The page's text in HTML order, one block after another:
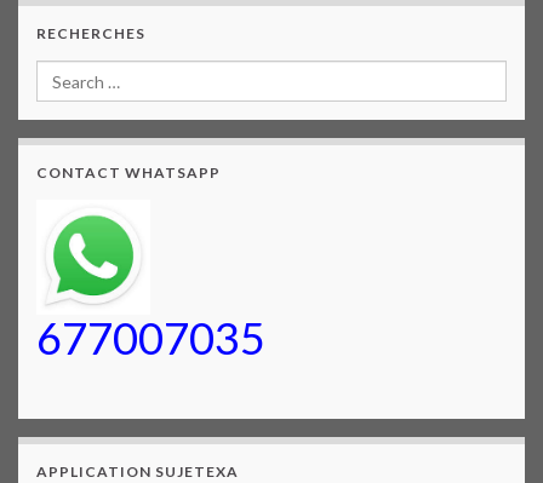
RECHERCHES
CONTACT WHATSAPP
677007035
APPLICATION SUJETEXA